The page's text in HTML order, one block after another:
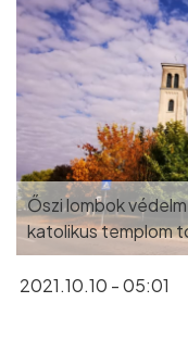
Őszi lombok
katolikus templom
2021.10.10 - 05:01